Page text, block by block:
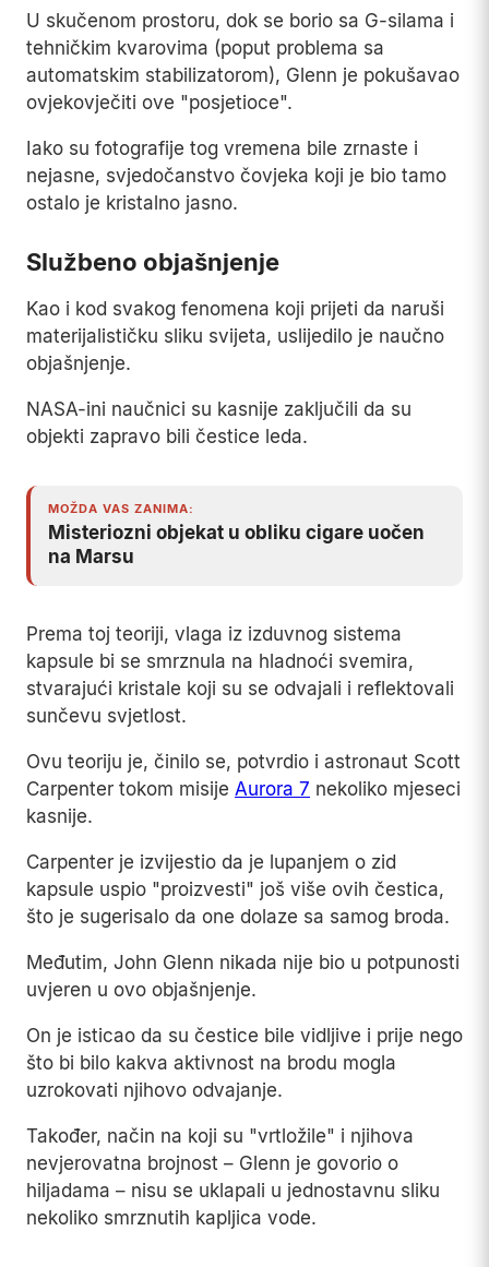
U skučenom prostoru, dok se borio sa G-silama i
tehničkim kvarovima (poput problema sa
automatskim stabilizatorom), Glenn je pokušavao
ovjekovječiti ove "posjetioce".
Iako su fotografije tog vremena bile zrnaste i
nejasne, svjedočanstvo čovjeka koji je bio tamo
ostalo je kristalno jasno.
Službeno objašnjenje
Kao i kod svakog fenomena koji prijeti da naruši
materijalističku sliku svijeta, uslijedilo je naučno
objašnjenje.
NASA-ini naučnici su kasnije zaključili da su
objekti zapravo bili čestice leda.
MOŽDA VAS ZANIMA:
Misteriozni objekat u obliku cigare uočen
na Marsu
Prema toj teoriji, vlaga iz izduvnog sistema
kapsule bi se smrznula na hladnoći svemira,
stvarajući kristale koji su se odvajali i reflektovali
sunčevu svjetlost.
Ovu teoriju je, činilo se, potvrdio i astronaut Scott
Carpenter tokom misije Aurora 7 nekoliko mjeseci
kasnije.
Carpenter je izvijestio da je lupanjem o zid
kapsule uspio "proizvesti" još više ovih čestica,
što je sugerisalo da one dolaze sa samog broda.
Međutim, John Glenn nikada nije bio u potpunosti
uvjeren u ovo objašnjenje.
On je isticao da su čestice bile vidljive i prije nego
što bi bilo kakva aktivnost na brodu mogla
uzrokovati njihovo odvajanje.
Također, način na koji su "vrtložile" i njihova
nevjerovatna brojnost – Glenn je govorio o
hiljadama – nisu se uklapali u jednostavnu sliku
nekoliko smrznutih kapljica vode.